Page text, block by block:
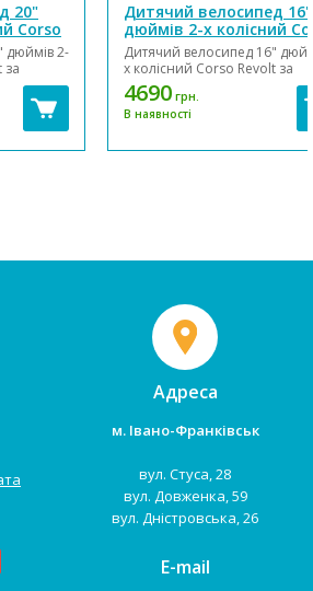
20"
Corso
дюймів 2-
за
вилки
рамі,
від
Дитячий велосипед 16"
дюймів 2-х колісний
Revolt
Дитячий велосипед 16"
х колісний Corso Revolt за
рахунок магнієвої рами,
магнієвих дисків, магнієвої
має дуже легку вагу, в
з велосипедами на сталевій
різниця приблизно
4690 грн.
В наявності
Адреса
м. Івано-Франківськ
вул. Стуса, 28
вул. Довженка, 59
вул. Дністровська, 26
E-mail